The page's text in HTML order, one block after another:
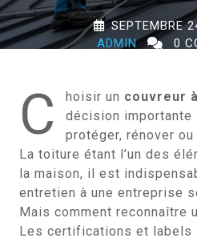
SEPTEMBRE
ADMIN
0
C hoisir un couvreur
décision importante
protéger, rénover
La toiture étant l’un des
la maison, il est
entretien à une entreprise
Mais comment reconnaître
Les certifications et labels